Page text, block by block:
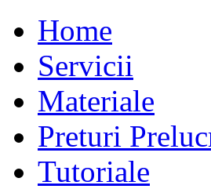
Home
Servicii
Materiale
Preturi
Tutoriale